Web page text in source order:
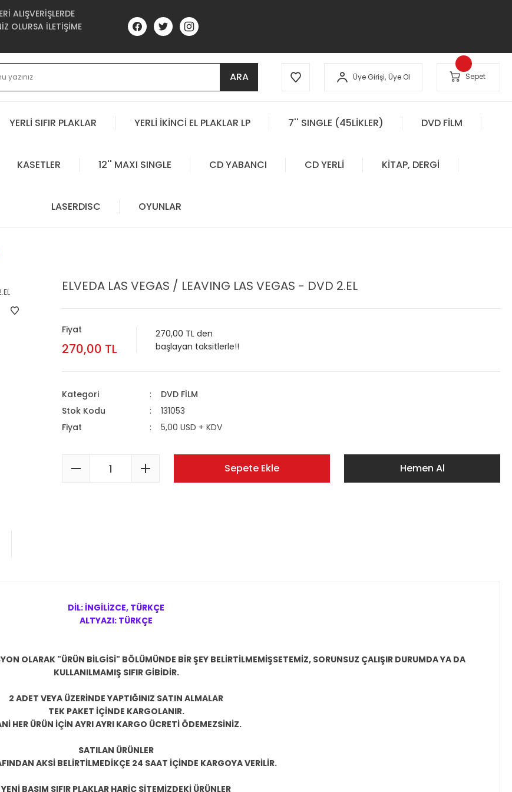
ALIŞVERİŞLERDE
OLURSA İLETİŞİME
ARA Üye Girişi, Üye Ol Sepet
YERLİ SIFIR PLAKLAR YERLİ İKİNCİ EL PLAKLAR LP 7'' SINGLE (45LİKLER) DVD FİLM
KASETLER 12'' MAXI SINGLE CD YABANCI CD YERLİ KİTAP, DERGİ
LASERDISC OYUNLAR
ELVEDA LAS VEGAS / LEAVING LAS VEGAS - DVD 2.EL
Fiyat
270,00 TL
270,00 TL den
başlayan taksitlerle!!
Kategori
DVD FİLM
Stok Kodu
131053
Fiyat
5,00 USD + KDV
Sepete Ekle Hemen Al
DİL: İNGİLİZCE, TÜRKÇE
ALTYAZI: TÜRKÇE
OLARAK "ÜRÜN BİLGİSİ" BÖLÜMÜNDE BİR ŞEY BELİRTİLMEMİŞSETEMİZ, SORUNSUZ ÇALIŞIR DURUMDA YA DA
KULLANILMAMIŞ SIFIR GİBİDİR.
2 ADET VEYA ÜZERİNDE YAPTIĞINIZ SATIN ALMALAR
TEK PAKET İÇİNDE KARGOLANIR.
HER ÜRÜN İÇİN AYRI AYRI KARGO ÜCRETİ ÖDEMEZSİNİZ.
SATILAN ÜRÜNLER
AKSİ BELİRTİLMEDİKÇE 24 SAAT İÇİNDE KARGOYA VERİLİR.
YENİ BASIM SIFIR PLAKLAR HARİÇ SİTEMİZDEKİ ÜRÜNLER